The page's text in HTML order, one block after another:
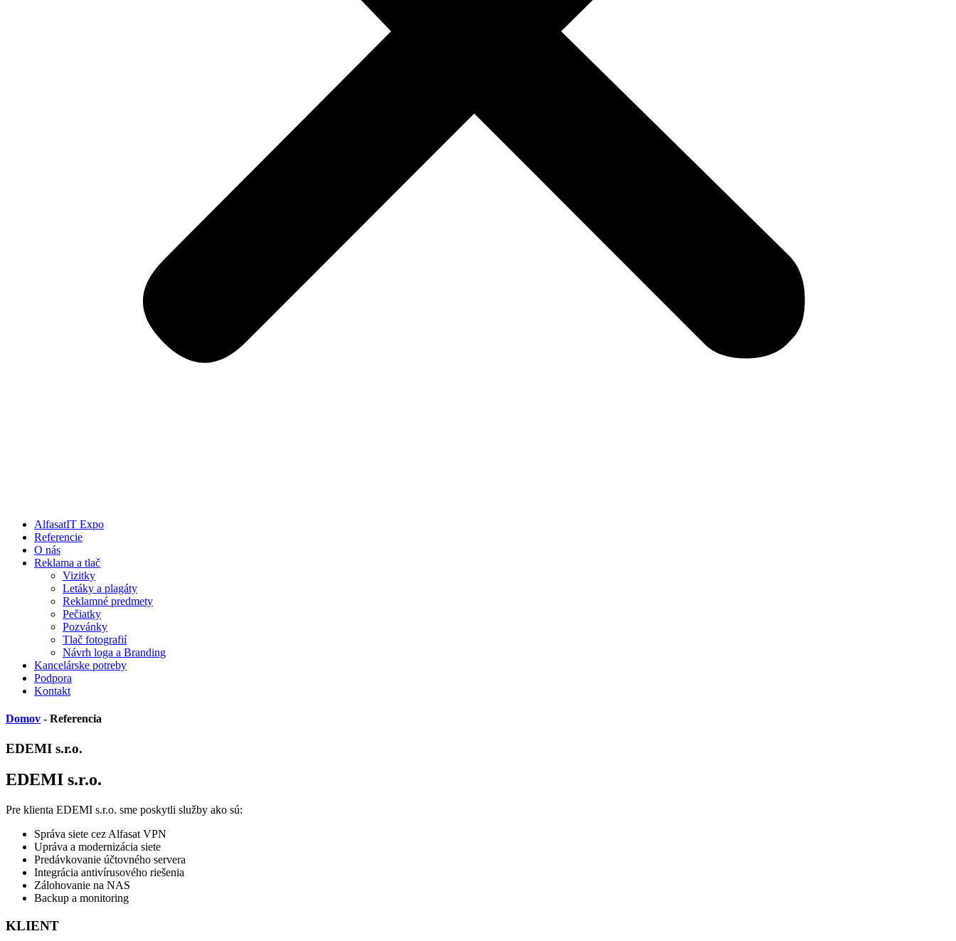
AlfasatIT Expo
Referencie
O nás
Reklama a tlač
Vizitky
Letáky a plagáty
Reklamné predmety
Pečiatky
Pozvánky
Tlač fotografií
Návrh loga a Branding
Kancelárske potreby
Podpora
Kontakt
Domov - Referencia
EDEMI s.r.o.
EDEMI s.r.o.
Pre klienta EDEMI s.r.o. sme poskytli služby ako sú:
Správa siete cez Alfasat VPN
Upráva a modernizácia siete
Predávkovanie účtovného servera
Integrácia antivírusového riešenia
Zálohovanie na NAS
Backup a monitoring
KLIENT